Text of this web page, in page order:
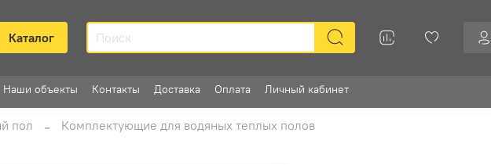
Каталог
Наши объекты Контакты Доставка Оплата Личный кабинет
пол Комплектующие для водяных теплых полов